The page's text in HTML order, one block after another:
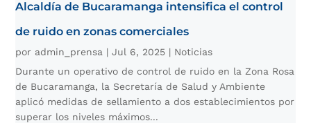
Alcaldía de Bucaramanga intensifica el control
de ruido en zonas comerciales
por admin_prensa |Jul 6, 2025 | Noticias
Durante un operativo de control de ruido en la Zona Rosa
de Bucaramanga, la Secretaría de Salud y Ambiente
aplicó medidas de sellamiento a dos establecimientos por
superar los niveles máximos...